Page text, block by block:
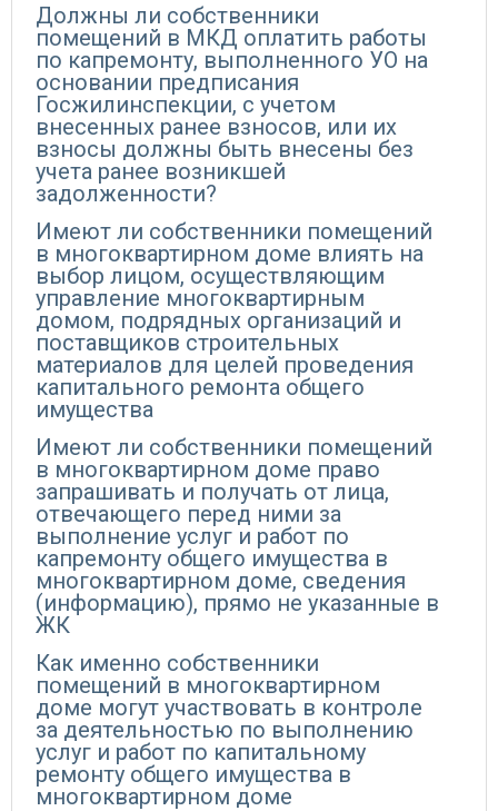
Должны ли собственники
помещений в МКД оплатить работы
по капремонту, выполненного УО на
основании предписания
Госжилинспекции, с учетом
внесенных ранее взносов, или их
взносы должны быть внесены без
учета ранее возникшей
задолженности?
Имеют ли собственники помещений
в многоквартирном доме влиять на
выбор лицом, осуществляющим
управление многоквартирным
домом, подрядных организаций и
поставщиков строительных
материалов для целей проведения
капитального ремонта общего
имущества
Имеют ли собственники помещений
в многоквартирном доме право
запрашивать и получать от лица,
отвечающего перед ними за
выполнение услуг и работ по
капремонту общего имущества в
многоквартирном доме, сведения
(информацию), прямо не указанные в
ЖК
Как именно собственники
помещений в многоквартирном
доме могут участвовать в контроле
за деятельностью по выполнению
услуг и работ по капитальному
ремонту общего имущества в
многоквартирном доме